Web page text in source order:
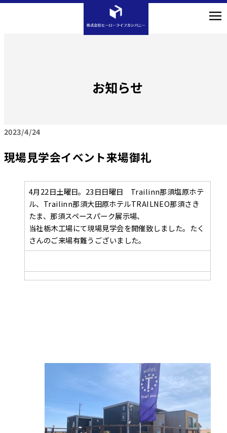
お知らせ
2023 4/24
現場見学会イベント来場御礼
4月22日土曜日。23日日曜日 Trailinn那須塩原ホテ
ル、Trailinn那須大田原ホテルTRAILNEO那須さき
たま、那須スペースパーク展示場、
当社栃木工場にて現場見学会を開催致しました。たく
さんのご来場有難うございました。